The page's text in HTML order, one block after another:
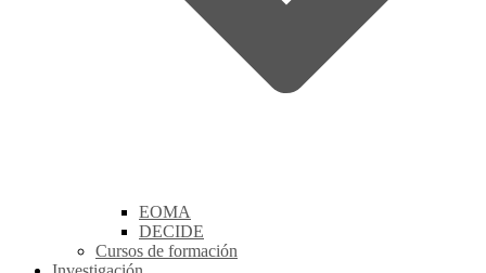
EOMA
DECIDE
Cursos de formación